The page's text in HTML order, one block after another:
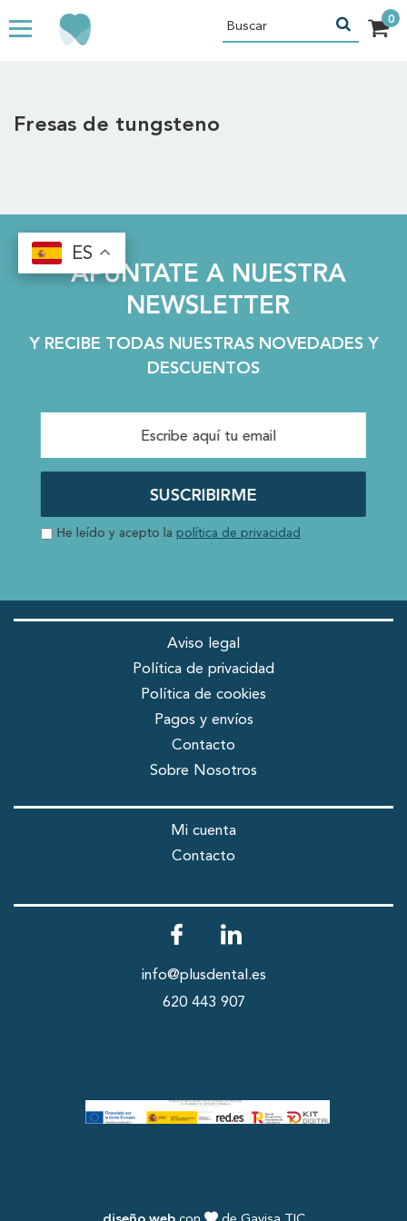
Fresas de tungsteno
APÚNTATE A NUESTRA
NEWSLETTER
Y RECIBE TODAS NUESTRAS NOVEDADES Y
DESCUENTOS
SUSCRIBIRME
He leído y acepto la política de privacidad
Aviso legal
Política de privacidad
Política de cookies
Pagos y envíos
Contacto
Sobre Nosotros
Mi cuenta
Contacto
info@plusdental.es
620 443 907
ES
ES